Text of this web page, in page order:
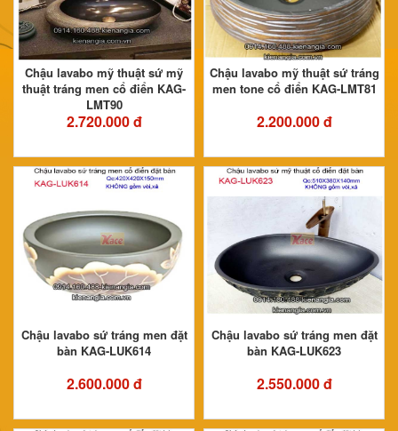
Chậu lavabo mỹ thuật sứ mỹ
thuật tráng men cổ điển KAG-
LMT90
2.720.000 đ
Chậu lavabo mỹ thuật sứ tráng
men tone cổ điển KAG-LMT81
2.200.000 đ
Chậu lavabo sứ tráng men đặt
bàn KAG-LUK614
2.600.000 đ
Chậu lavabo sứ tráng men đặt
bàn KAG-LUK623
2.550.000 đ